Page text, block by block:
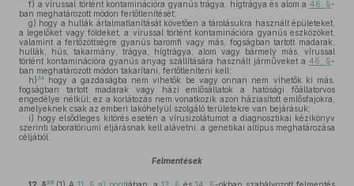
f) a vírussal történt kontaminációra gyanús trágya, hígtrágya és alom a 46. §-
ban meghatározott módon fertőtlenítését;
g) hogy a hullák ártalmatlanítását követően a tárolásukra használt épületeket,
a legelőket vagy földeket, a vírussal történt kontaminációra gyanús eszközöket,
valamint a fertőzöttségre gyanús baromfi vagy más, fogságban tartott madarak,
hullák, hús, takarmány, trágya, hígtrágya, alom vagy bármely más, vírussal
történt kontaminációra gyanús anyag szállítására használt járműveket a 46. §-
ban meghatározott módon takarítani, fertőtleníteni kell;
h) 34
hogy a gazdaságba nem vihetők be vagy onnan nem vihetők ki más,
fogságban tartott madarak vagy házi emlősállatok a hatósági főállatorvos
engedélye nélkül; ez a korlátozás nem vonatkozik azon háziasított emlősfajokra,
amelyeknek csak az emberi lakóhelyül szolgáló területekre van bejárásuk;
i) hogy elsődleges kitörés esetén a vírusizolátumot a diagnosztikai kézikönyv
szerinti laboratóriumi eljárásnak kell alávetni, a genetikai altípus meghatározása
céljából.
Felmentések
35